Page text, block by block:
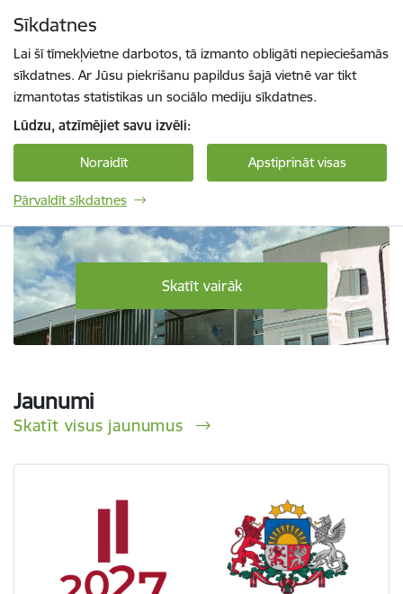
Sīkdatnes
Lai šī tīmekļvietne darbotos, tā izmanto obligāti nepieciešamās
sīkdatnes. Ar Jūsu piekrišanu papildus šajā vietnē var tikt
izmantotas statistikas un sociālo mediju sīkdatnes.
Lūdzu, atzīmējiet savu izvēli:
Noraidīt Apstiprināt visas
Pārvaldīt sīkdatnes
Daugavpils Tehnoloģiju un tūrisma tehnikums
Skatīt vairāk
Jaunumi
Skatīt visus jaunumus